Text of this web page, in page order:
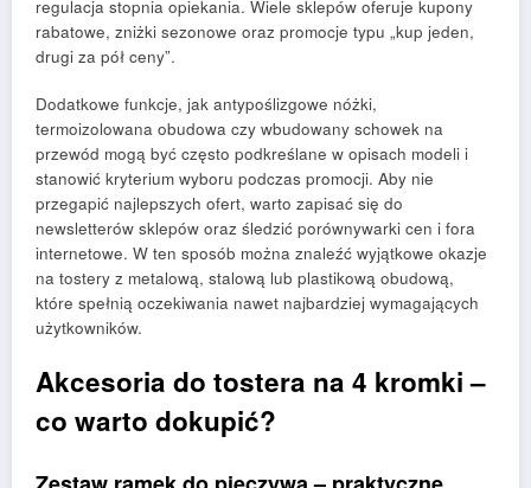
regulacja stopnia opiekania. Wiele sklepów oferuje kupony
rabatowe, zniżki sezonowe oraz promocje typu „kup jeden,
drugi za pół ceny”.
Dodatkowe funkcje, jak antypoślizgowe nóżki,
termoizolowana obudowa czy wbudowany schowek na
przewód mogą być często podkreślane w opisach modeli i
stanowić kryterium wyboru podczas promocji. Aby nie
przegapić najlepszych ofert, warto zapisać się do
newsletterów sklepów oraz śledzić porównywarki cen i fora
internetowe. W ten sposób można znaleźć wyjątkowe okazje
na tostery z metalową, stalową lub plastikową obudową,
które spełnią oczekiwania nawet najbardziej wymagających
użytkowników.
Akcesoria do tostera na 4 kromki –
co warto dokupić?